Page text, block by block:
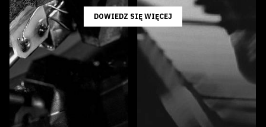
DOWIEDZ SIĘ WIĘCEJ